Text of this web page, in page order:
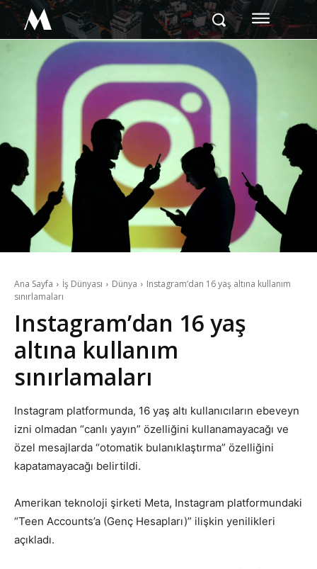
M
Ana Sayfa İş Dünyası Dünya
Instagram’dan 16 yaş altına kullanım
sınırlamaları
Instagram’dan 16 yaş
altına kullanım
sınırlamaları
Instagram platformunda, 16 yaş altı kullanıcıların ebeveyn
izni olmadan “canlı yayın” özelliğini kullanamayacağı ve
özel mesajlarda “otomatik bulanıklaştırma” özelliğini
kapatamayacağı belirtildi.
Amerikan teknoloji şirketi Meta, Instagram platformundaki
“Teen Accounts’a (Genç Hesapları)” ilişkin yenilikleri
açıkladı.